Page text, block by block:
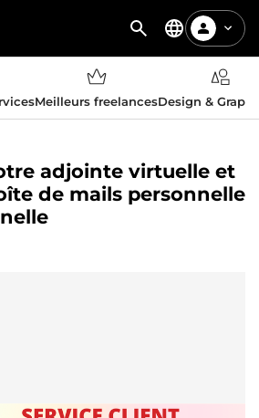
Meilleurs freelancesDesign &
adjointe virtuelle et
de mails personnelle